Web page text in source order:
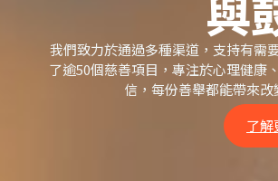
我們致力於通過多種渠道，支持有需
了逾50個慈善項目，專注於心理健康
信，每份善舉都能帶來
了解